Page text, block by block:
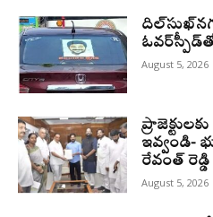
August 5, 2026
ఇవ్వండి-
రేవంత్‌
August 5, 2026